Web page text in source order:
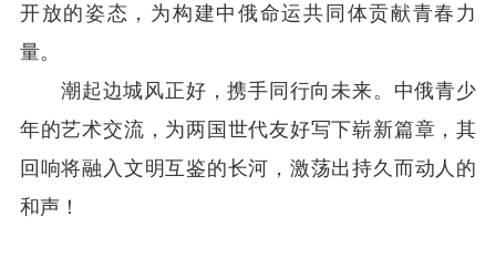
开放的姿态，为构建中俄命运共同体贡献青春力
量。
潮起边城风正好，携手同行向未来。中俄青少
年的艺术交流，为两国世代友好写下崭新篇章，其
回响将融入文明互鉴的长河，激荡出持久而动人的
和声！